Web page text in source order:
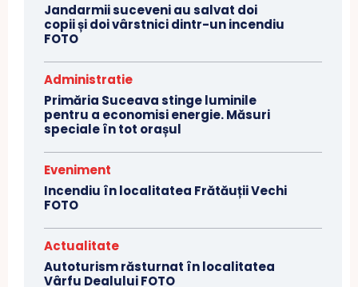
Jandarmii suceveni au salvat doi
copii și doi vârstnici dintr-un incendiu
FOTO
Administratie
Primăria Suceava stinge luminile
pentru a economisi energie. Măsuri
speciale în tot orașul
Eveniment
Incendiu în localitatea Frătăuții Vechi
FOTO
Actualitate
Autoturism răsturnat în localitatea
Vârfu Dealului FOTO